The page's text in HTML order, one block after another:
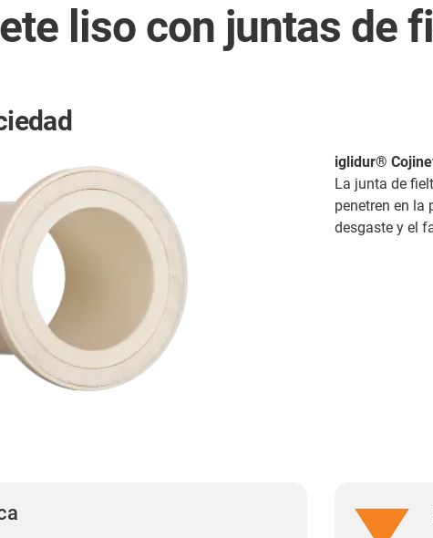
liso con juntas de
iglidur®
La junta de
penetren en la
desgaste y el